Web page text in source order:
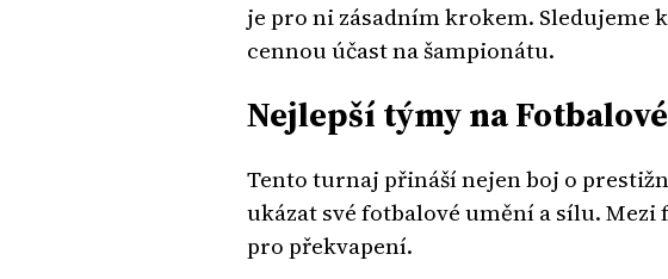
je pro ni zásadním krokem. Sledujeme
cennou účast na šampionátu.
Nejlepší týmy na
Tento turnaj přináší nejen boj o
ukázat své fotbalové umění a sílu.
pro překvapení.